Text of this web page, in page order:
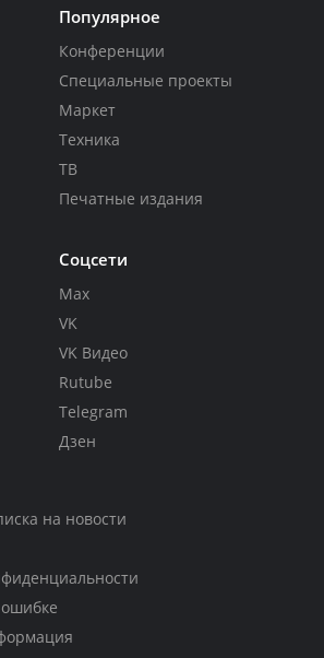
Популярное
Конференции
Специальные проекты
Маркет
Техника
ТВ
Печатные издания
Соцсети
Max
VK
VK Видео
Rutube
Telegram
Дзен
на новости